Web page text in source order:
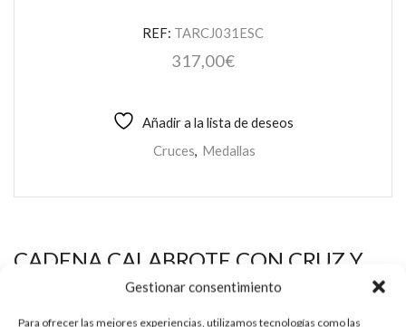
Gestionar consentimiento
Para ofrecer las mejores experiencias, utilizamos tecnologías como las
REF: TARCJ031ESC
317,00€
Añadir a la lista de deseos
Cruces, Medallas
CADENA CALABROTE CON CRUZ Y
ESCAPULARIO PLATA